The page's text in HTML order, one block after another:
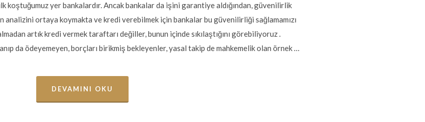
koştuğumuz yer bankalardır. Ancak bankalar da işini garantiye aldığından, güvenilirlik
ortaya koymakta ve kredi verebilmek için bankalar bu güvenilirliği sağlamamızı
artık kredi vermek taraftarı değiller, bunun içinde sıkılaştığını görebiliyoruz .
da ödeyemeyen, borçları birikmiş bekleyenler, yasal takip de mahkemelik olan örnek …
DEVAMINI OKU